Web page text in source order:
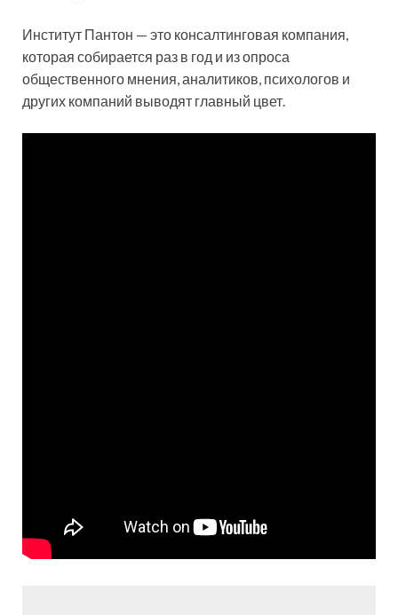
Институт Пантон — это консалтинговая компания,
которая собирается раз в год и из опроса
общественного мнения, аналитиков, психологов и
других компаний выводят главный цвет.